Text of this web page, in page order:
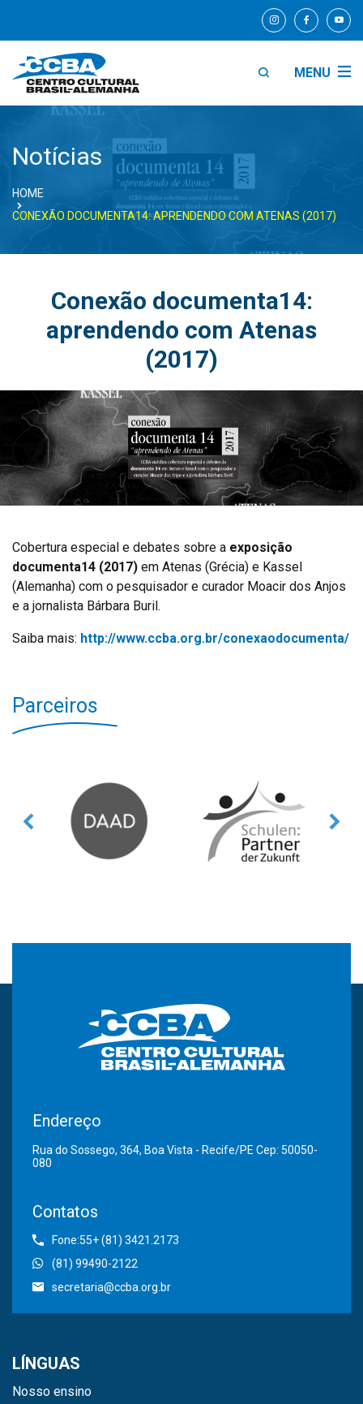
MENU
Notícias
HOME
CONEXÃO DOCUMENTA14: APRENDENDO COM ATENAS (2017)
Conexão documenta14:
aprendendo com Atenas
(2017)
Cobertura especial e debates sobre a exposição
documenta14 (2017) em Atenas (Grécia) e Kassel
(Alemanha) com o pesquisador e curador Moacir dos Anjos
e a jornalista Bárbara Buril.
Saiba mais: http://www.ccba.org.br/conexaodocumenta/
Parceiros
Endereço
Rua do Sossego, 364, Boa Vista - Recife/PE Cep: 50050-
080
Contatos
Fone:55+ (81) 3421.2173
(81) 99490-2122
secretaria@ccba.org.br
LÍNGUAS
Nosso ensino